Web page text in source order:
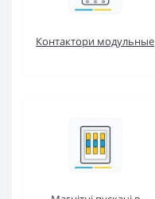
Контактори модульные